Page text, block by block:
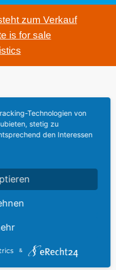
zum Verkauf
is for sale
Air and Space
Institution -
von Columbus, weil Jerrie
19. März 1964 und kam am
und 59 Minuten flog.
Technologien von
stetig zu
den Interessen
&